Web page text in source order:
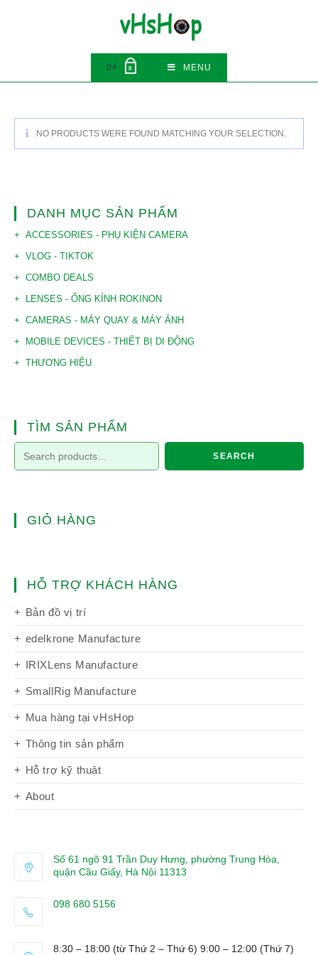
0 ₫ 0 MENU
NO PRODUCTS WERE FOUND MATCHING YOUR SELECTION.
DANH MỤC SẢN PHẨM
ACCESSORIES - PHỤ KIỆN CAMERA
VLOG - TIKTOK
COMBO DEALS
LENSES - ỐNG KÍNH ROKINON
CAMERAS - MÁY QUAY & MÁY ẢNH
MOBILE DEVICES - THIẾT BỊ DI ĐỘNG
THƯƠNG HIỆU
TÌM SẢN PHẨM
SEARCH
GIỎ HÀNG
HỖ TRỢ KHÁCH HÀNG
Bản đồ vị trí
edelkrone Manufacture
IRIXLens Manufacture
SmallRig Manufacture
Mua hàng tại vHsHop
Thông tin sản phẩm
Hỗ trợ kỹ thuật
About
Số 61 ngõ 91 Trần Duy Hưng, phường Trung Hòa,
quận Cầu Giấy, Hà Nội 11313
098 680 5156
8:30 – 18:00 (từ Thứ 2 – Thứ 6) 9:00 – 12:00 (Thứ 7)